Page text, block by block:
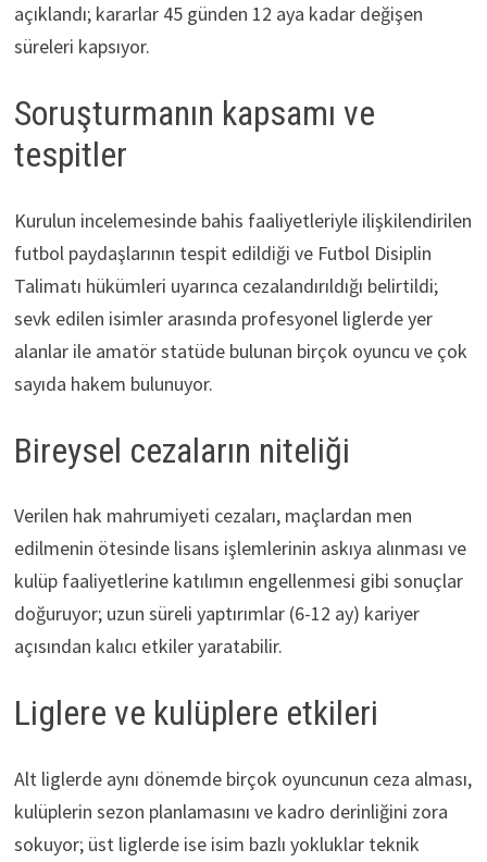
açıklandı; kararlar 45 günden 12 aya kadar değişen
süreleri kapsıyor.
Soruşturmanın kapsamı ve
tespitler
Kurulun incelemesinde bahis faaliyetleriyle ilişkilendirilen
futbol paydaşlarının tespit edildiği ve Futbol Disiplin
Talimatı hükümleri uyarınca cezalandırıldığı belirtildi;
sevk edilen isimler arasında profesyonel liglerde yer
alanlar ile amatör statüde bulunan birçok oyuncu ve çok
sayıda hakem bulunuyor.
Bireysel cezaların niteliği
Verilen hak mahrumiyeti cezaları, maçlardan men
edilmenin ötesinde lisans işlemlerinin askıya alınması ve
kulüp faaliyetlerine katılımın engellenmesi gibi sonuçlar
doğuruyor; uzun süreli yaptırımlar (6-12 ay) kariyer
açısından kalıcı etkiler yaratabilir.
Liglere ve kulüplere etkileri
Alt liglerde aynı dönemde birçok oyuncunun ceza alması,
kulüplerin sezon planlamasını ve kadro derinliğini zora
sokuyor; üst liglerde ise isim bazlı yokluklar teknik